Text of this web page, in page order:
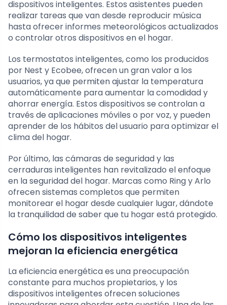
dispositivos inteligentes. Estos asistentes pueden
realizar tareas que van desde reproducir música
hasta ofrecer informes meteorológicos actualizados
o controlar otros dispositivos en el hogar.
Los termostatos inteligentes, como los producidos
por Nest y Ecobee, ofrecen un gran valor a los
usuarios, ya que permiten ajustar la temperatura
automáticamente para aumentar la comodidad y
ahorrar energía. Estos dispositivos se controlan a
través de aplicaciones móviles o por voz, y pueden
aprender de los hábitos del usuario para optimizar el
clima del hogar.
Por último, las cámaras de seguridad y las
cerraduras inteligentes han revitalizado el enfoque
en la seguridad del hogar. Marcas como Ring y Arlo
ofrecen sistemas completos que permiten
monitorear el hogar desde cualquier lugar, dándote
la tranquilidad de saber que tu hogar está protegido.
Cómo los dispositivos inteligentes
mejoran la eficiencia energética
La eficiencia energética es una preocupación
constante para muchos propietarios, y los
dispositivos inteligentes ofrecen soluciones